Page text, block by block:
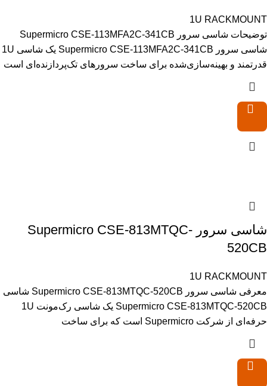
1U RACKMOUNT
توضیحات شاسی سرور Supermicro CSE-113MFA2C-341CB
شاسی سرور Supermicro CSE-113MFA2C-341CB یک شاسی 1U
قدرتمند و بهینه‌سازی‌شده برای ساخت سرورهای تک‌پردازنده‌ای است
شاسی سرور Supermicro CSE-813MTQC-
520CB
1U RACKMOUNT
معرفی شاسی سرور Supermicro CSE-813MTQC-520CB شاسی
Supermicro CSE-813MTQC-520CB یک شاسی رک‌مونت 1U
حرفه‌ای از شرکت Supermicro است که برای ساخت